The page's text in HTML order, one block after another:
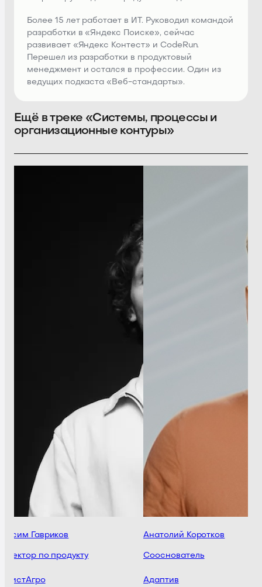
Более 15 лет работает в ИТ. Руководил командой
разработки в «Яндекс Поиске», сейчас
развивает «Яндекс Контест» и CodeRun.
Перешел из разработки в продуктовый
менеджмент и остался в профессии. Один из
ведущих подкаста «Веб-стандарты».
Ещё в треке «Системы, процессы и
организационные контуры»
Гавриков
по продукту
Анатолий Коротков
Сооснователь
Адаптив